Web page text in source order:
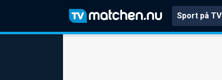
Sport på TV